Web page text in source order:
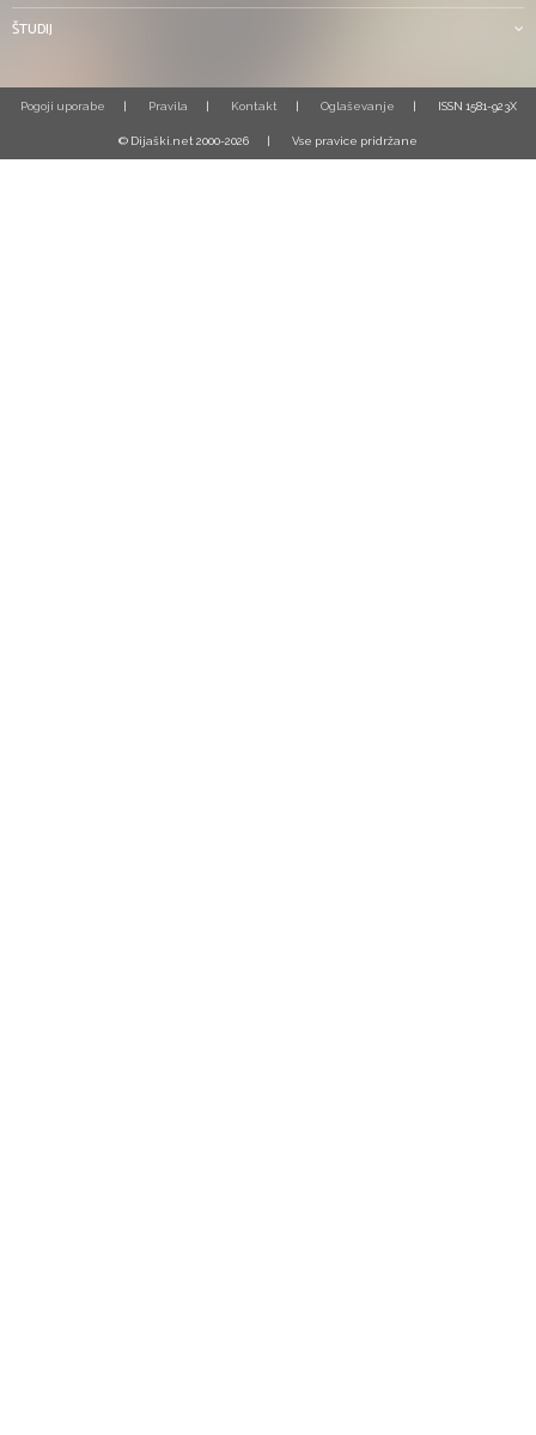
ŠTUDIJ
Pogoji uporabe Pravila Kontakt Oglaševanje ISSN 1581-923X
© Dijaški.net 2000-2026 Vse pravice pridržane